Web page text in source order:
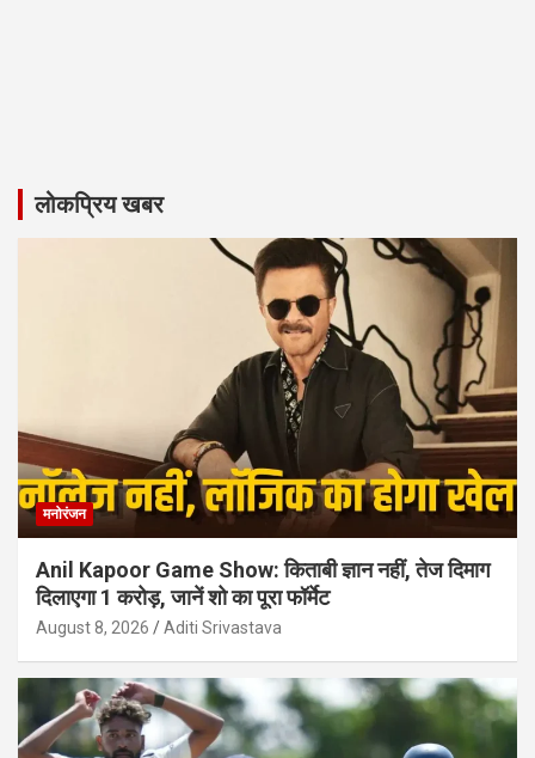
लोकप्रिय खबर
मनोरंजन
Anil Kapoor Game Show: किताबी ज्ञान नहीं, तेज दिमाग
दिलाएगा 1 करोड़, जानें शो का पूरा फॉर्मेट
August 8, 2026 Aditi Srivastava